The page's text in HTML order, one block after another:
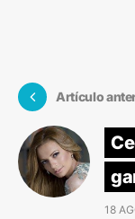
Artículo
18